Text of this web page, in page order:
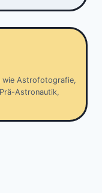
wie Astrofotografie,
Astronautik,